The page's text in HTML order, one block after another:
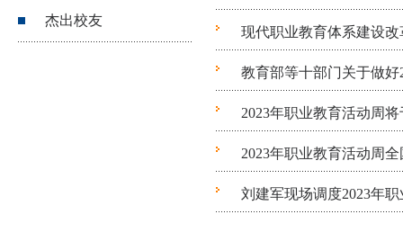
杰出校友
现代职业教育体系建设
教育部等十部门关于做
2023年职业教育活动周
2023年职业教育活动周
刘建军现场调度2023年